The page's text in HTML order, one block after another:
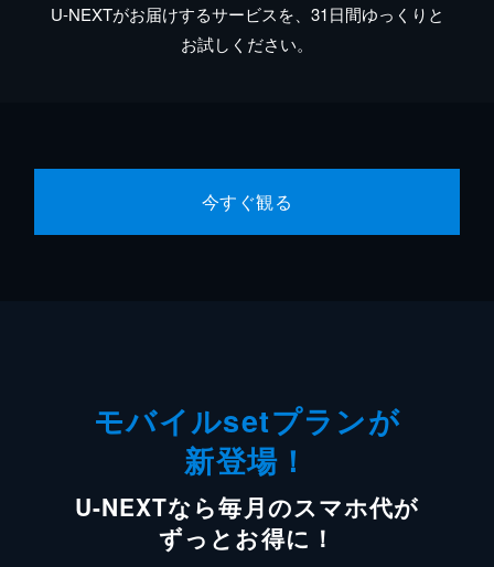
U-NEXTがお届けするサービスを、31日間ゆっくりと
お試しください。
今すぐ観る
モバイルsetプランが
新登場！
U-NEXTなら毎月のスマホ代が
ずっとお得に！